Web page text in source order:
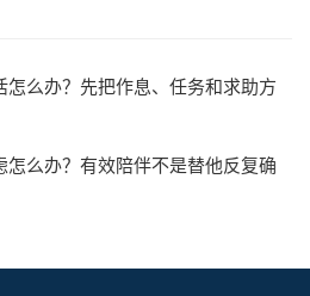
怎么办？先把作息、任务和求助方
怎么办？有效陪伴不是替他反复确